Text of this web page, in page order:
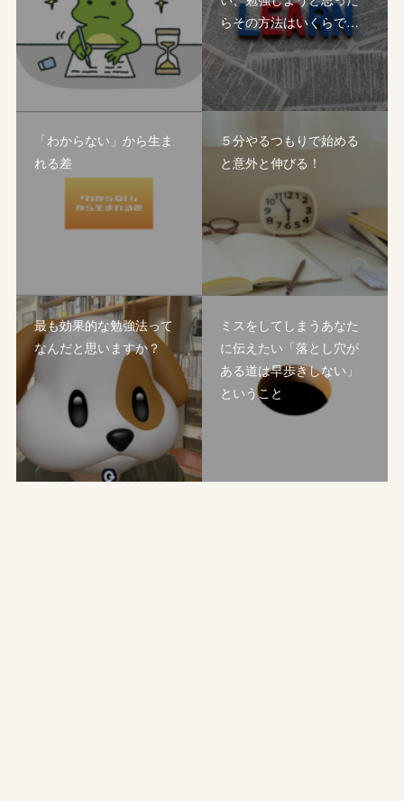
らその方法はいくらで…
「わからない」から生ま
れる差
５分やるつもりで始める
と意外と伸びる！
最も効果的な勉強法って
なんだと思いますか？
ミスをしてしまうあなた
に伝えたい「落とし穴が
ある道は早歩きしない」
ということ